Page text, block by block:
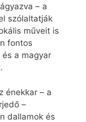
– a
szólaltatják
műveit is
fontos
a magyar
énekkar – a
–
dallamok és